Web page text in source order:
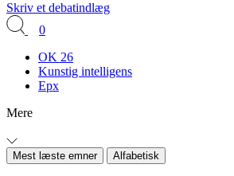
Skriv et debatindlæg
0
OK 26
Kunstig intelligens
Epx
Mere
Mest læste emner Alfabetisk